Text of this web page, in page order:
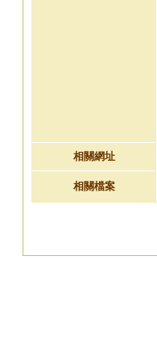
相關網址
相關檔案